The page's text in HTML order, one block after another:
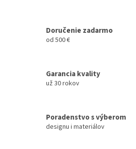
Doručenie zadarmo
od 500 €
Garancia kvality
už 30 rokov
Poradenstvo s výberom
designu i materiálov